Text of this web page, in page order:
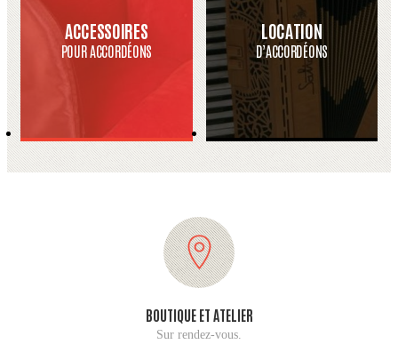
ACCESSOIRES
POUR ACCORDÉONS
LOCATION
D’ACCORDÉONS
BOUTIQUE ET ATELIER
Sur rendez-vous.